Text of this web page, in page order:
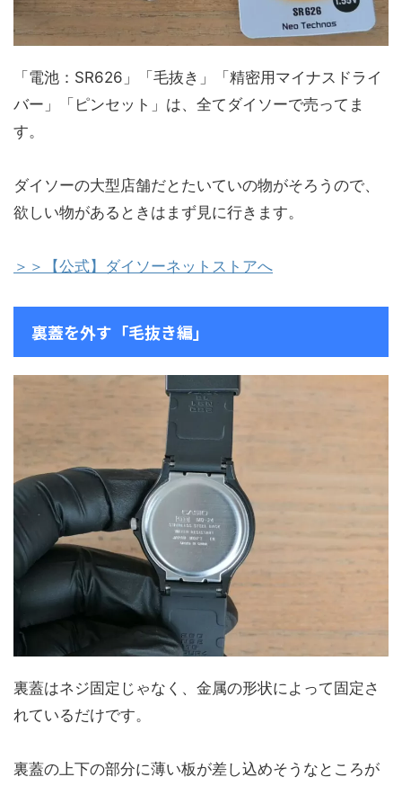
「電池：SR626」「毛抜き」「精密用マイナスドライ
バー」「ピンセット」は、全てダイソーで売ってま
す。
ダイソーの大型店舗だとたいていの物がそろうので、
欲しい物があるときはまず見に行きます。
＞＞【公式】ダイソーネットストアへ
裏蓋を外す「毛抜き編」
裏蓋はネジ固定じゃなく、金属の形状によって固定さ
れているだけです。
裏蓋の上下の部分に薄い板が差し込めそうなところが